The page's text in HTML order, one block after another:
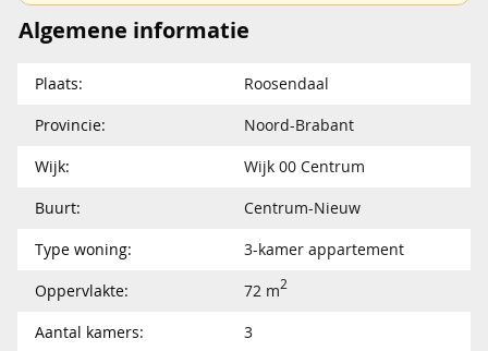
Algemene informatie
Plaats:
Roosendaal
Provincie:
Noord-Brabant
Wijk:
Wijk 00 Centrum
Buurt:
Centrum-Nieuw
Type woning:
3-kamer appartement
Oppervlakte:
72 m2
Aantal kamers:
3